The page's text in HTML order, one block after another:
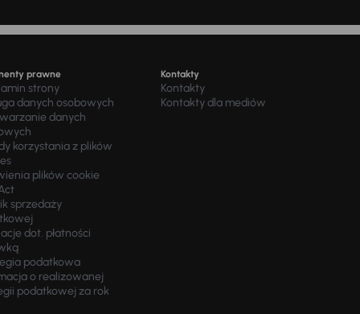
prawne
strony
danych osobowych
danych
korzystania z plików
plików cookie
sprzedaży
dot. płatności
podatkowa
o realizowanej
podatkowej za rok
Kontakty
Kontakty
Kontakty dla mediów